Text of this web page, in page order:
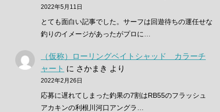
2022年5月11日
とても面白い記事でした。サーフは回遊待ちの運任せな
釣りのイメージがあったがプロに…
（仮称）ローリングベイトシャッド カラーチ
ャート に さかまき より
2022年2月26日
応募に遅れてしまった釣果の7割はRB55のフラッシュ
アカキンの利根川河口アングラ…